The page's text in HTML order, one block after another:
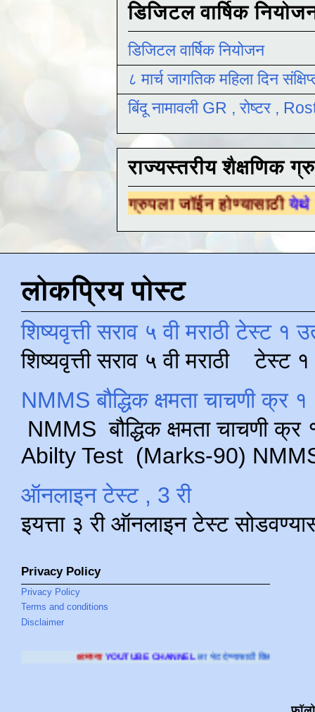
डिजिटल वार्षिक
डिजिटल वार्षिक नियोजन
८ मार्च जागतिक महिला दिन
बिंदू नामावली GR , रोष्टर ,
राज्यस्तरीय शैक्षणिक
ग्रुपला जॉईन होण्यासाठीयेथे क्लिक करा .
लोकप्रिय पोस्ट
शिष्यवृत्ती सराव ५ वी मराठी टेस्ट १
शिष्यवृत्ती सराव ५ वी मराठी टेस्ट
NMMS बौद्धिक क्षमता चाचणी क्र
NMMS बौद्धिक क्षमता चाचणी
Abilty Test (Marks-90) NMMS
ऑनलाइन टेस्ट , 3 री
इयत्ता ३ री ऑनलाइन टेस्ट
Privacy Policy
Privacy Policy
Terms and conditions
Disclaimer
YOUTUBE CHANNELला भेट देण्यासाठी क्लिक करा.